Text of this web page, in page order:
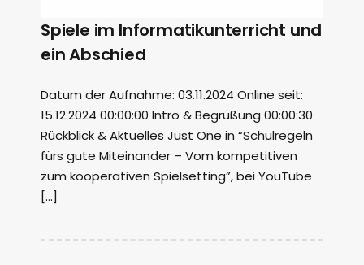
Spiele im Informatikunterricht und
ein Abschied
Datum der Aufnahme: 03.11.2024 Online seit:
15.12.2024 00:00:00 Intro & Begrüßung 00:00:30
Rückblick & Aktuelles Just One in “Schulregeln
fürs gute Miteinander – Vom kompetitiven
zum kooperativen Spielsetting”, bei YouTube
[…]